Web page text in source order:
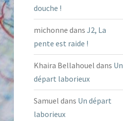
douche !
michonne dans J2, La
pente est raide !
Khaira Bellahouel dans Un
départ laborieux
Samuel dans Un départ
laborieux